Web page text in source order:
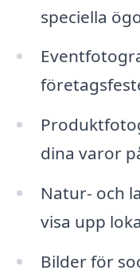
speciella
dina varor
Natur- och
visa upp
Bilder för